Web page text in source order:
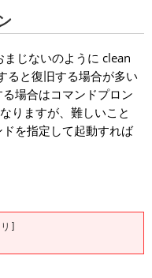
じないのように clean
ると復旧する場合が多い
場合はコマンドプロン
りますが、難しいこと
を指定して起動すれば
]